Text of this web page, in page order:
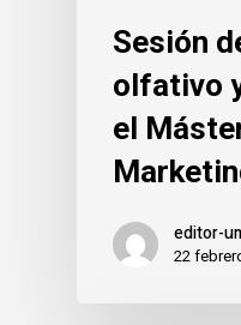
Sesión
olfativo
el
editor-
22